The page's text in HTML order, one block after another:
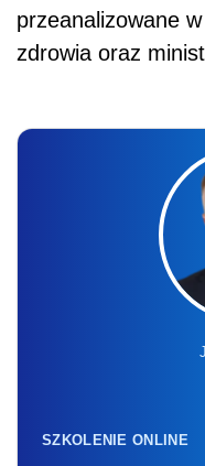
przeanalizowane
zdrowia oraz
SZKOLENIE ONLINE